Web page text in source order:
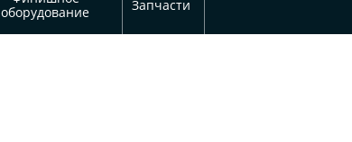
оборудование
Запчасти